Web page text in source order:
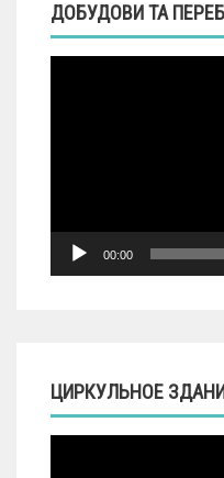
ДОБУДОВИ ТА
00:00
ЦИРКУЛЬНОЕ